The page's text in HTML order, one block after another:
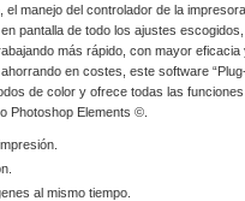
manejo del controlador de la
pantalla de todo los ajustes
más rápido, con mayor eficacia
en costes, este software
de color y ofrece todas las
Photoshop Elements ©.
al mismo tiempo.